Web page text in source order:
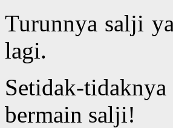
Turunnya salji
lagi.
Setidak-
bermain salji!